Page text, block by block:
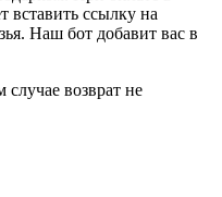
вставить ссылку на
Наш бот добавит вас в
случае возврат не